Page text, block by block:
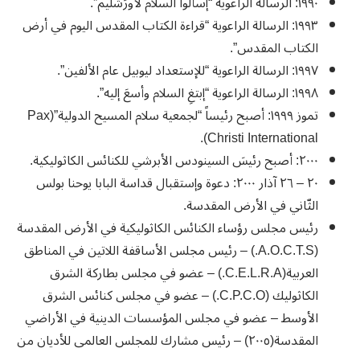
١٩٩٣: الرسالة الراعوية “قراءة الكتاب المقدس اليوم في أرض
الكتاب المقدس”.
١٩٩٧: الرسالة الراعوية “للإستعداد ليوبيل عام الألفين”.
١٩٩٨: الرسالة الراعوية “إبتغِ السلام وأسعَ إليه”.
تموز ١٩٩٩: أصبح رئيساً “لجمعية سلام المسيح الدولية”(Pax
Christi International).
٢٠٠٠: أصبح رئيسَ السينودس الأبرشي للكنائس الكاثوليكية.
٢٠ – ٢٦ آذار ٢٠٠٠: دعوة وإستقبال قداسة البابا يوحنا بولس
الثّاني في الأرض المقدسة.
رئيس مجلس رؤساء الكنائس الكاثوليكية في الأرض المقدسة
(A.O.C.T.S.) – رئيس مجلس الأساقفة اللاتين في المناطق
العربية(C.E.L.R.A.) – عضو في مجلس بطاركة الشرق
الكاثوليك (C.P.C.O.) – عضو في مجلس كنائس الشرق
الأوسط – عضو في مجلس المؤسسات الدينية في الأراضي
المقدسة(٢٠٠٥) – رئيس مشارك للمجلس العالمي للأديان من